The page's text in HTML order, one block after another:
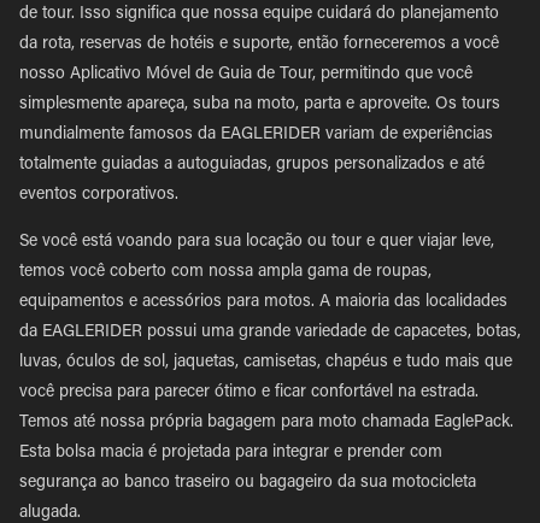
de tour. Isso significa que nossa equipe cuidará do planejamento
da rota, reservas de hotéis e suporte, então forneceremos a você
nosso Aplicativo Móvel de Guia de Tour, permitindo que você
simplesmente apareça, suba na moto, parta e aproveite. Os tours
mundialmente famosos da EAGLERIDER variam de experiências
totalmente guiadas a autoguiadas, grupos personalizados e até
eventos corporativos.
Se você está voando para sua locação ou tour e quer viajar leve,
temos você coberto com nossa ampla gama de roupas,
equipamentos e acessórios para motos. A maioria das localidades
da EAGLERIDER possui uma grande variedade de capacetes, botas,
luvas, óculos de sol, jaquetas, camisetas, chapéus e tudo mais que
você precisa para parecer ótimo e ficar confortável na estrada.
Temos até nossa própria bagagem para moto chamada EaglePack.
Esta bolsa macia é projetada para integrar e prender com
segurança ao banco traseiro ou bagageiro da sua motocicleta
alugada.